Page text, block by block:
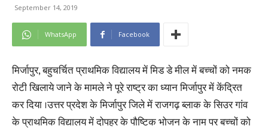
September 14, 2019
WhatsApp Facebook
मिर्जापुर, बहुचर्चित प्राथमिक विद्यालय में मिड डे मील में बच्चों को नमक
रोटी खिलाये जाने के मामले ने पूरे राष्ट्र का ध्यान मिर्जापुर में केंद्रित
कर दिया ।उत्तर प्रदेश के मिर्जापुर जिले में राजगढ़ ब्लाक के सिउर गांव
के प्राथमिक विद्यालय में दोपहर के पौष्टिक भोजन के नाम पर बच्चों को